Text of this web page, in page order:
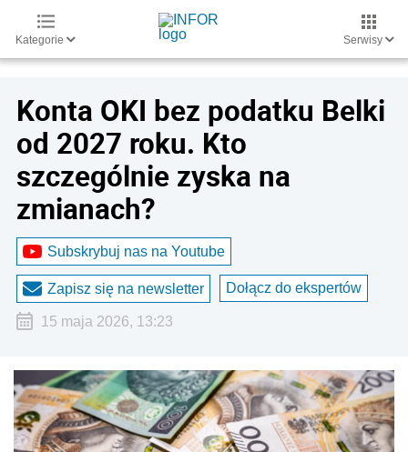
Kategorie Serwisy
Konta OKI bez podatku Belki
od 2027 roku. Kto
szczególnie zyska na
zmianach?
Subskrybuj nas na Youtube
Zapisz się na newsletter Dołącz do ekspertów
15 maja 2026, 13:23